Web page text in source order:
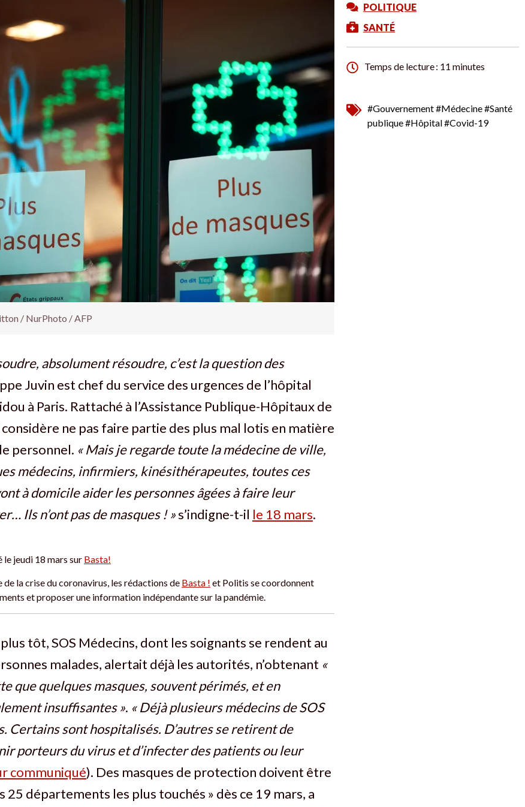
/ NurPhoto / AFP
absolument résoudre, c’est la question des
Juvin est chef du service des urgences de l’hôpital
à Paris. Rattaché à l’Assistance Publique-Hôpitaux de
considère ne pas faire partie des plus mal lotis en matière
personnel. « Mais je regarde toute la médecine de ville,
médecins, infirmiers, kinésithérapeutes, toutes ces
à domicile aider les personnes âgées à faire leur
Ils n’ont pas de masques ! »s’indigne-t-il le 18 mars.
jeudi 18 mars sur Basta!
de la crise du coronavirus, les rédactions de Basta ! et Politis se coordonnent
et proposer une information indépendante sur la pandémie.
tôt, SOS Médecins, dont les soignants se rendent au
malades, alertait déjà les autorités, n’obtenant «
que quelques masques, souvent périmés, et en
insuffisantes ». « Déjà plusieurs médecins de SOS
Certains sont hospitalisés. D’autres se retirent de
porteurs du virus et d’infecter des patients ou leur
communiqué). Des masques de protection doivent être
25 départements les plus touchés » dès ce 19 mars, a
POLITIQUE
SANTÉ
Temps de lecture : 11 minutes
#Gouvernement#Médecine#Santé
publique#Hôpital#Covid-19